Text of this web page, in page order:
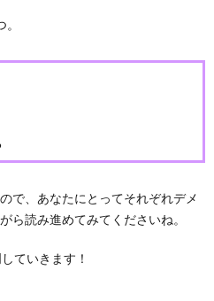
で、あなたにとってそれぞれデメ
ら読み進めてみてくださいね。
ていきます！